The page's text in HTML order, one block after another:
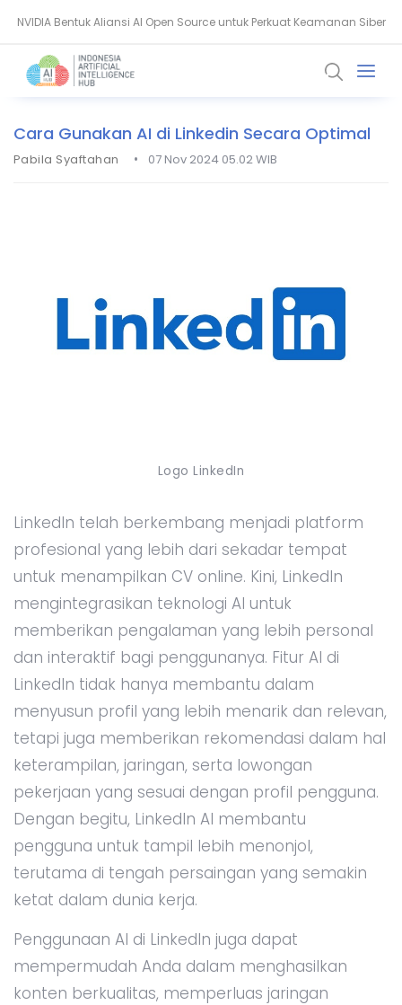
Guardoc Gunakan Amazon Nova untuk Proses 1 Juta Dokumen
Agentic Hospital, Strategi Salesforce Ubah Layanan Kesehatan
Cara Gunakan AI di Linkedin Secara Optimal
Pabila Syaftahan • 07 Nov 2024 05.02 WIB
Logo LinkedIn
LinkedIn telah berkembang menjadi platform
profesional yang lebih dari sekadar tempat
untuk menampilkan CV online. Kini, LinkedIn
mengintegrasikan teknologi AI untuk
memberikan pengalaman yang lebih personal
dan interaktif bagi penggunanya. Fitur AI di
LinkedIn tidak hanya membantu dalam
menyusun profil yang lebih menarik dan relevan,
tetapi juga memberikan rekomendasi dalam hal
keterampilan, jaringan, serta lowongan
pekerjaan yang sesuai dengan profil pengguna.
Dengan begitu, LinkedIn AI membantu
pengguna untuk tampil lebih menonjol,
terutama di tengah persaingan yang semakin
ketat dalam dunia kerja.
Penggunaan AI di LinkedIn juga dapat
mempermudah Anda dalam menghasilkan
konten berkualitas, memperluas jaringan